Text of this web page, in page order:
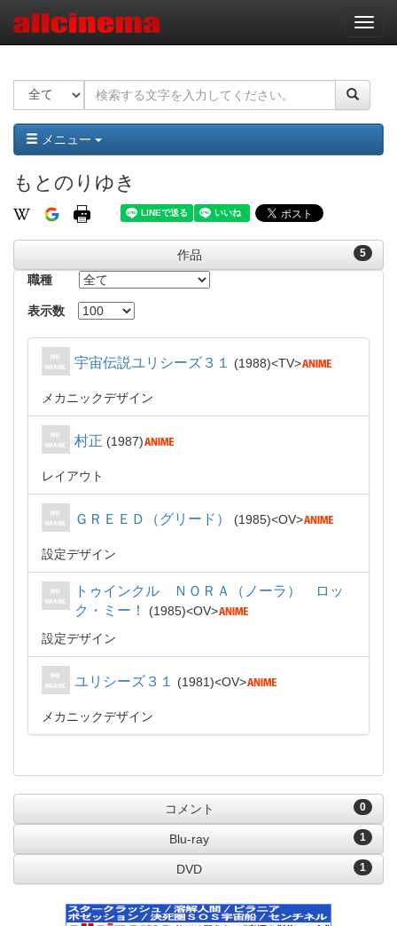
ナ
ビ
ー
ョ
ン
メニュー
もとのりゆき
5
作品
職種
表示数
宇宙伝説ユリシーズ３１ 1988 TV
メカニックデザイン
村正 1987
レイアウト
ＧＲＥＥＤ（グリード） 1985 OV
設定デザイン
トゥインクル ＮＯＲＡ（ノーラ） ロッ
ク・ミー！
1985
OV
設定デザイン
ユリシーズ３１ 1981 OV
メカニックデザイン
0
コメント
1
Blu-ray
1
DVD